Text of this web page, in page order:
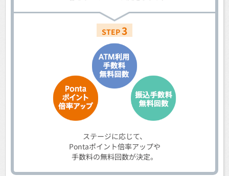
STEP3
ステージに応じて、
Pontaポイント倍率アップや
手数料の無料回数が決定。